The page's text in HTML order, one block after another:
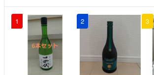
1 2 3